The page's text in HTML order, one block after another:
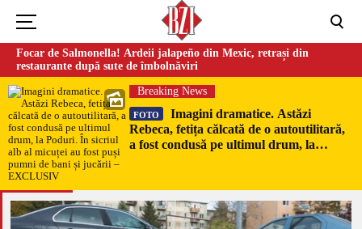
Focar de Salmonella! Ardeii jalapeño din Mexic, retrași din
restaurante după sute de îmbolnăviri
Breaking News
FOTO
Imagini dramatice. Astăzi
Rebeca, fetița călcată de o autoutilitară,
a fost condusă pe ultimul drum, la
EXCLUSIV